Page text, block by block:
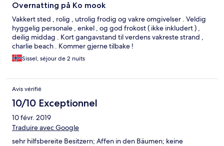
Overnatting på Ko mook
Vakkert sted , rolig , utrolig frodig og vakre omgivelser . Veldig
hyggelig personale , enkel , og god frokost ( ikke inkludert ) ,
deilig middag . Kort gangavstand til verdens vakreste strand ,
charlie beach . Kommer gjerne tilbake !
Sissel, séjour de 2 nuits
Avis vérifié
10/10 Exceptionnel
10 févr. 2019
Traduire avec Google
sehr hilfsbereite Besitzern; Affen in den Bäumen; keine